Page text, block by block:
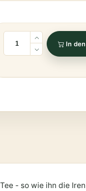
In
- so wie ihn die